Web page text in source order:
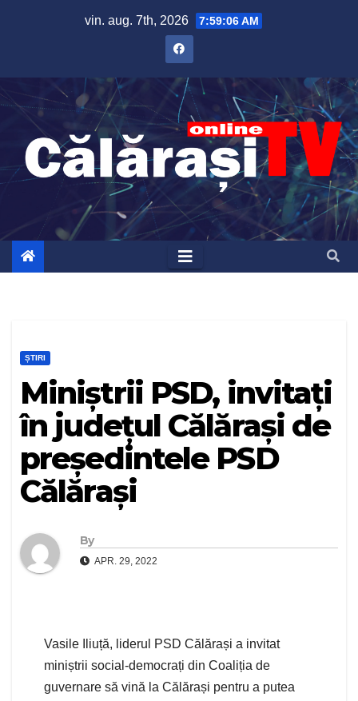
vin. aug. 7th, 2026 7:59:07 AM
ȘTIRI
Miniștrii PSD, invitați
în județul Călărași de
președintele PSD
Călărași
By
APR. 29, 2022
Vasile Iliuță, liderul PSD Călărași a invitat
miniștrii social-democrați din Coaliția de
guvernare să vină la Călărași pentru a putea